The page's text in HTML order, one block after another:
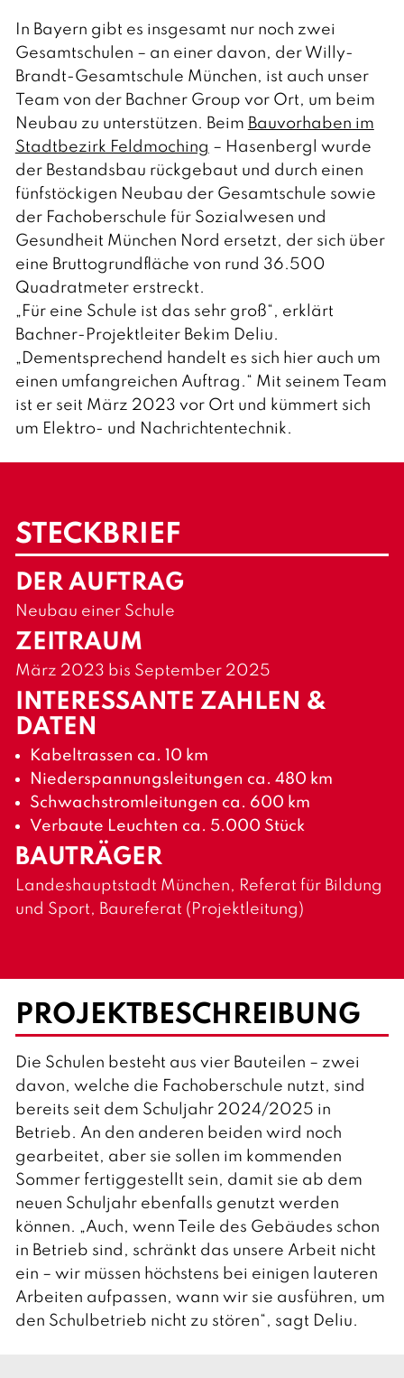
c
h
In Bayern gibt es insgesamt nur noch zwei
Gesamtschulen – an einer davon, der Willy-
Brandt-Gesamtschule München, ist auch unser
Team von der Bachner Group vor Ort, um beim
Neubau zu unterstützen. Beim Bauvorhaben im
Stadtbezirk Feldmoching – Hasenbergl wurde
der Bestandsbau rückgebaut und durch einen
fünfstöckigen Neubau der Gesamtschule sowie
der Fachoberschule für Sozialwesen und
Gesundheit München Nord ersetzt, der sich über
eine Bruttogrundfläche von rund 36.500
Quadratmeter erstreckt.
„Für eine Schule ist das sehr groß“, erklärt
Bachner-Projektleiter Bekim Deliu.
„Dementsprechend handelt es sich hier auch um
einen umfangreichen Auftrag.“ Mit seinem Team
ist er seit März 2023 vor Ort und kümmert sich
um Elektro- und Nachrichtentechnik.
STECKBRIEF
DER AUFTRAG
Neubau einer Schule
ZEITRAUM
März 2023 bis September 2025
INTERESSANTE ZAHLEN &
DATEN
Kabeltrassen ca. 10 km
Niederspannungsleitungen ca. 480 km
Schwachstromleitungen ca. 600 km
Verbaute Leuchten ca. 5.000 Stück
BAUTRÄGER
Landeshauptstadt München, Referat für Bildung
und Sport, Baureferat (Projektleitung)
PROJEKTBESCHREIBUNG
Die Schulen besteht aus vier Bauteilen – zwei
davon, welche die Fachoberschule nutzt, sind
bereits seit dem Schuljahr 2024/2025 in
Betrieb. An den anderen beiden wird noch
gearbeitet, aber sie sollen im kommenden
Sommer fertiggestellt sein, damit sie ab dem
neuen Schuljahr ebenfalls genutzt werden
können. „Auch, wenn Teile des Gebäudes schon
in Betrieb sind, schränkt das unsere Arbeit nicht
ein – wir müssen höchstens bei einigen lauteren
Arbeiten aufpassen, wann wir sie ausführen, um
den Schulbetrieb nicht zu stören“, sagt Deliu.